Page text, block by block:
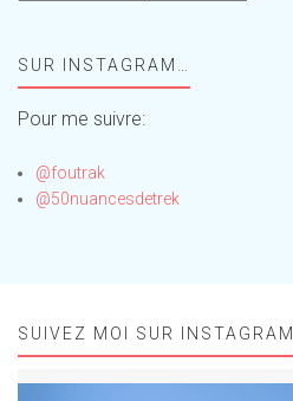
!SUR INSTAGRAM…
Pour me suivre:
@foutrak
@50nuancesdetrek
SUIVEZ MOI SUR INSTAGRAM